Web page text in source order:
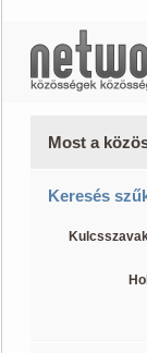
Most a
Keresés